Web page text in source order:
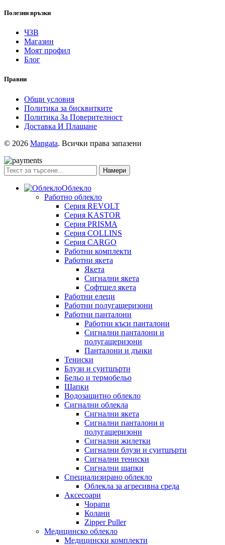
Полезни връзки
ЧЗВ
Магазин
Моят профил
Блог
Правни
Общи условия
Политика за бисквитките
Политика За Поверителност
Доставка И Плащане
© 2026 Mangata. Всички права запазени
Намери
Облекло
Работно облекло
Серия REVOLT
Серия KASTOR
Серия PRISMA
Серия COLLINS
Серия CARGO
Работни комплекти
Работни якета
Якета
Сигнални якета
Софтшел якета
Работни елеци
Работни полугащеризони
Работни панталони
Работни къси панталони
Сигнални панталони и
полугащеризони
Панталони и дънки
Тениски
Блузи и суитшърти
Бельо и термобельо
Шапки
Водозащитно облекло
Сигнални облекла
Сигнални якета
Сигнални панталони и
полугащеризони
Сигнални жилетки
Сигнални блузи и суитшърти
Сигнални тениски
Сигнални шапки
Специализирано облекло
Облекла за агресивна среда
Аксесоари
Чорапи
Колани
Zipper Puller
Медицинско облекло
Медицински комплекти